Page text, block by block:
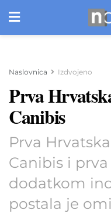
Naslovnica Izdvojeno
Prva
Canibis
Prva
Canibis i
dodatkom
postala je